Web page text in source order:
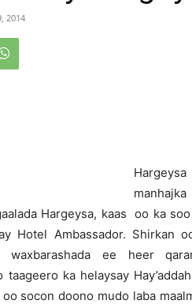
2014
H
Hargeysa, kaas oo ka
Hotel Ambassador. Shirkan
waxbarashada ee heer
taageero ka helaysay
socon doono mudo laba